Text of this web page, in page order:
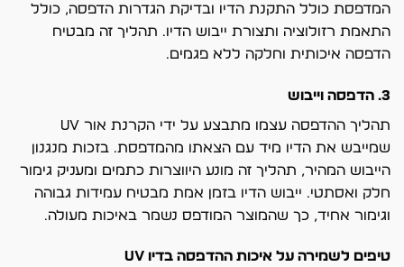
המדפסת כולל התקנת הדיו ובדיקת הגדרות הדפסה, כולל
התאמת רזולוציה ותצורת ייבוש הדיו. תהליך זה מבטיח
הדפסה איכותית וחלקה ללא פגמים.
3. הדפסה וייבוש
תהליך ההדפסה עצמו מתבצע על ידי הקרנת אור UV
שמייבש את הדיו מיד עם הצאתו מהמדפסת. בזכות מנגנון
הייבוש המהיר, תהליך זה מונע היווצרות כתמים ומעניק גימור
חלק ואסתטי. ייבוש הדיו בזמן אמת מבטיח עמידות גבוהה
וגימור אחיד, כך שהמוצר המודפס נשמר באיכות מעולה.
טיפים לשמירה על איכות ההדפסה בדיו UV